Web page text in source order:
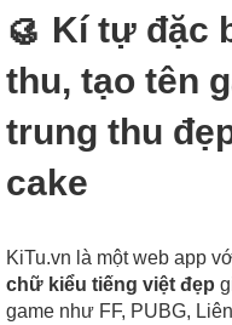
🥮 Kí tự đặc
thu, tạo tên
trung thu
cake
KiTu.vn là một web app
chữ kiểu tiếng việt đẹp
game như FF, PUBG,